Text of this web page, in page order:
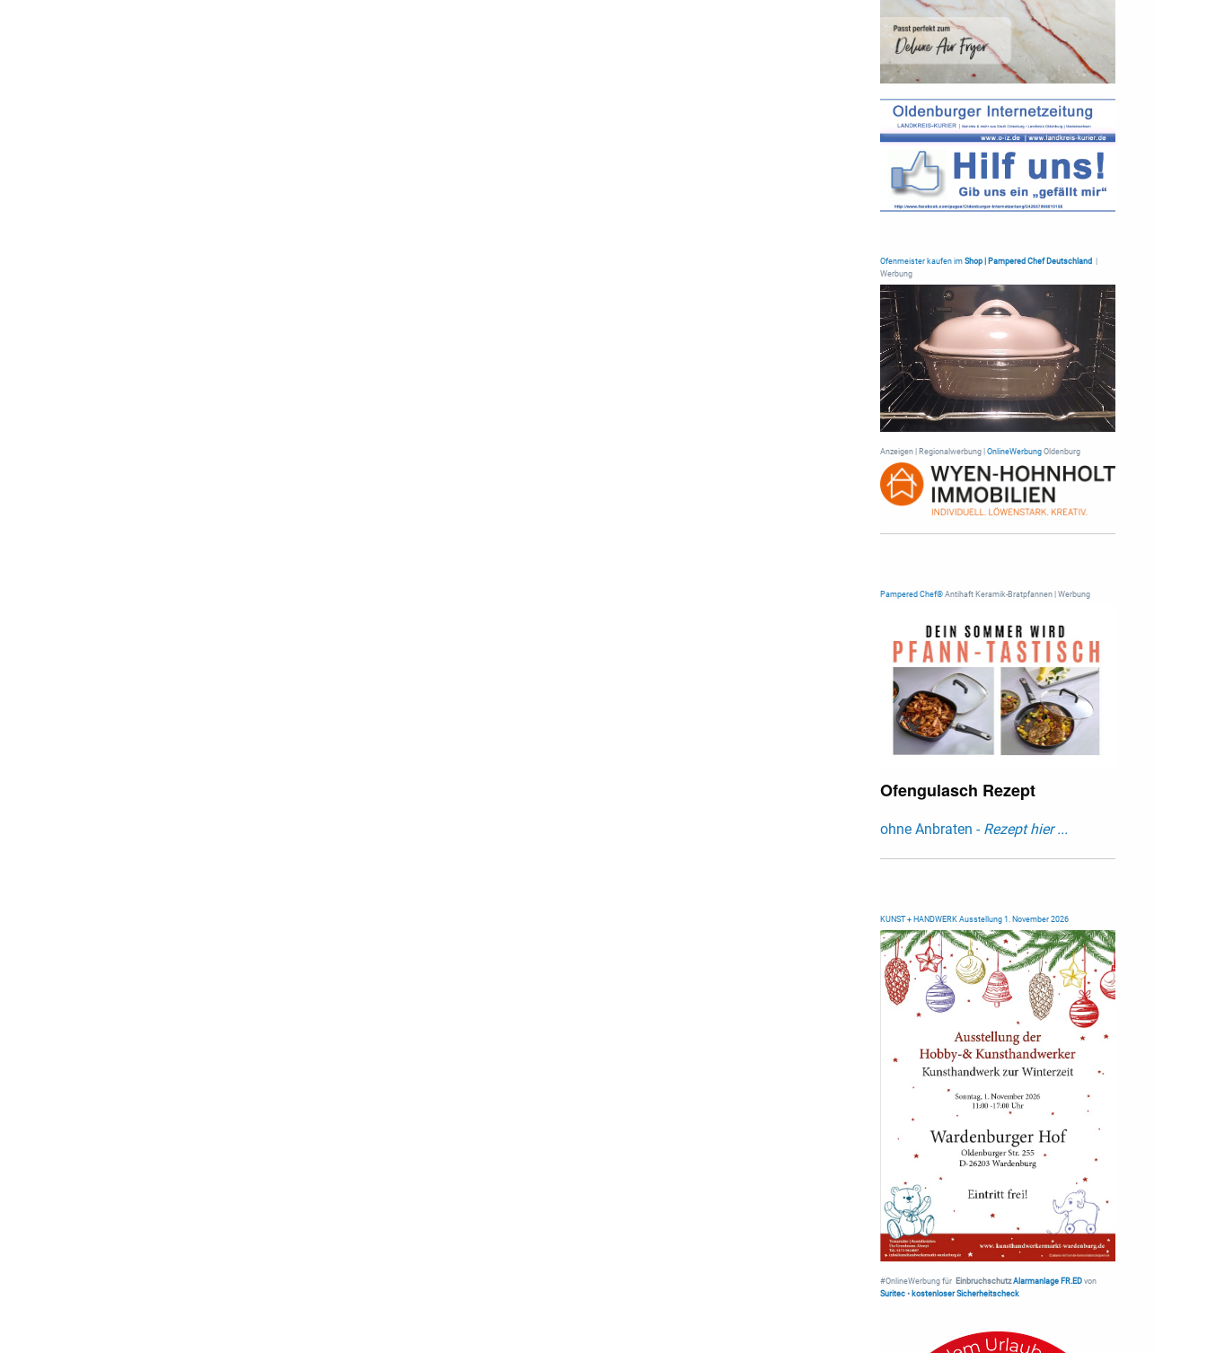
Ofenmeister kaufen im Shop | Pampered Chef Deutschland
Werbung
Anzeigen | Regionalwerbung | OnlineWerbungOldenburg
Pampered Chef®Antihaft Keramik-Bratpfannen | Werbung
Ofengulasch Rezept
ohne Anbraten - Rezept hier ...
KUNST + HANDWERK Ausstellung 1. November 2026
#OnlineWerbung für Einbruchschutz Alarmanlage FR.ED von
Suritec• kostenloser Sicherheitscheck